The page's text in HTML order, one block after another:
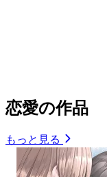
恋愛の作品
もっと見る